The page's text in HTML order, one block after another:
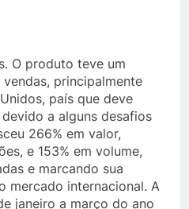
O produto teve um
principalmente
país que deve
a alguns desafios
266% em valor,
e 153% em volume,
e marcando sua
mercado internacional. A
janeiro a março do ano